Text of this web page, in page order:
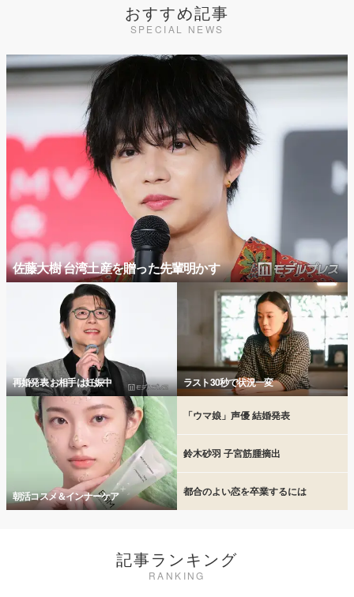
おすすめ記事
SPECIAL NEWS
佐藤大樹 台湾土産を贈った先輩明かす
再婚発表 お相手は妊娠中 ラスト30秒で状況一変
朝活コスメ＆インナーケア
「ウマ娘」声優 結婚発表
鈴木砂羽 子宮筋腫摘出
都合のよい恋を卒業するには
記事ランキング
RANKING